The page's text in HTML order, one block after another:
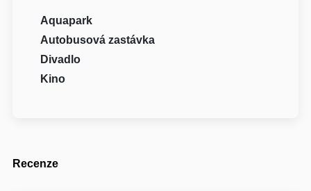
Aquapark
Autobusová zastávka
Divadlo
Kino
Recenze